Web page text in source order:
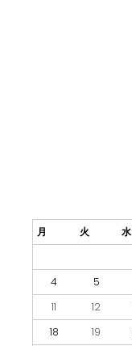
月 火 水
4
5
11
12
18
19